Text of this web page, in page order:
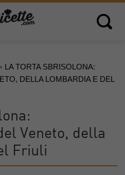
Open
LA TORTA SBRISOLONA:
DELLA LOMBARDIA E DEL
Veneto, della
Friuli